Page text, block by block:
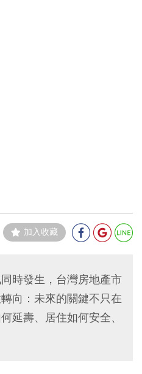
加入收藏
時發生，台灣房地產市
向：未來的關鍵不只在
延壽、居住如何安全、